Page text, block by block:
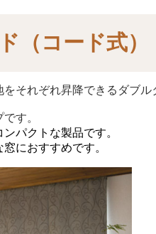
（コード式）
をそれぞれ昇降できるダブル
す。
パクトな製品です。
におすすめです。